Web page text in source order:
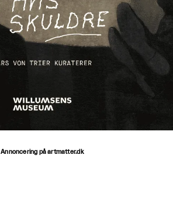
Annoncering på artmatter.dk